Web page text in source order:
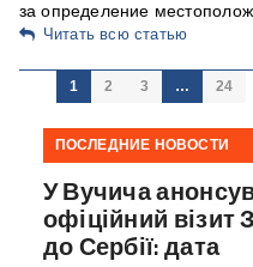
за определение
Читать всю статью
1 2 3 … 24
ПОСЛЕДНИЕ НОВОСТИ
У Вучича
офіційний візит
до Сербії: дата